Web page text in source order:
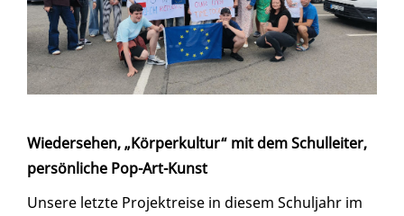
Wiedersehen, „Körperkultur“ mit dem Schulleiter,
persönliche Pop-Art-Kunst
Unsere letzte Projektreise in diesem Schuljahr im